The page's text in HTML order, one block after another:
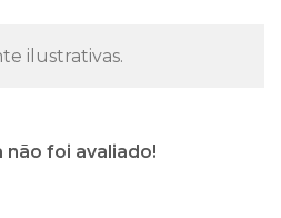
ilustrativas.
não foi avaliado!